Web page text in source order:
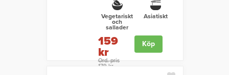
Vegetariskt
och
sallader
Asiatiskt
159
kr
Ord. pris
179 kr
Köp